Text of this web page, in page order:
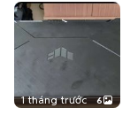
1 tháng trước 6